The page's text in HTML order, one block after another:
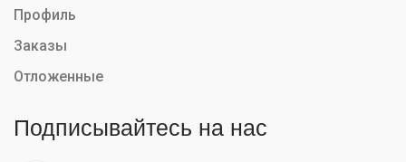
Профиль
Заказы
Отложенные
Подписывайтесь на нас